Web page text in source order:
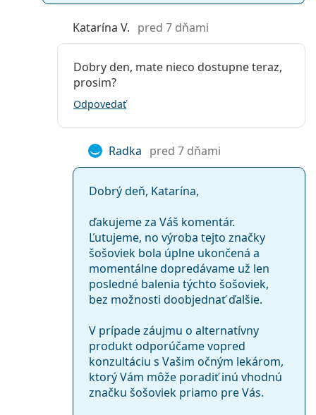
Katarína V. pred 7 dňami
Dobry den, mate nieco dostupne teraz,
prosim?
Odpovedať
Radka pred 7 dňami
Dobrý deň, Katarína,
ďakujeme za Váš komentár.
Ľutujeme, no výroba tejto značky
šošoviek bola úplne ukončená a
momentálne dopredávame už len
posledné balenia týchto šošoviek,
bez možnosti doobjednať ďalšie.
V prípade záujmu o alternatívny
produkt odporúčame vopred
konzultáciu s Vašim očným lekárom,
ktorý Vám môže poradiť inú vhodnú
značku šošoviek priamo pre Vás.